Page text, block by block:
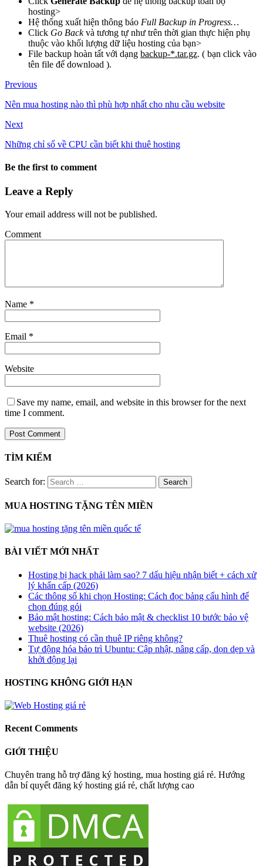
hosting>
Hệ thống xuất hiện thông báo Full Backup in Progress…
Click Go Backvà tương tự như trên thời gian thực hiện phụ
thuộc vào khối lượng dữ liệu hosting của bạn>
File backup hoàn tất với dạng backup-*.tar.gz. ( bạn click vào
tên file để download ).
Previous
Nên mua hosting nào thì phù hợp nhất cho nhu cầu website
Next
Những chỉ số về CPU cần biết khi thuê hosting
Be the first to comment
Leave a Reply
Your email address will not be published.
Comment
Name *
Email *
Website
Save my name, email, and website in this browser for the next
time I comment.
TÌM KIẾM
Search for:
MUA HOSTING TẶNG TÊN MIỀN
BÀI VIẾT MỚI NHẤT
Hosting bị hack phải làm sao? 7 dấu hiệu nhận biết + cách xử
lý khẩn cấp (2026)
Các thông số khi chọn Hosting: Cách đọc bảng cấu hình để
chọn đúng gói
Bảo mật hosting: Cách bảo mật & checklist 10 bước bảo vệ
website (2026)
Thuê hosting có cần thuê IP riêng không?
Tự động hóa bảo trì Ubuntu: Cập nhật, nâng cấp, dọn dẹp và
khởi động lại
HOSTING KHÔNG GIỚI HẠN
Recent Comments
GIỚI THIỆU
Chuyên trang hỗ trợ đăng ký hosting, mua hosting giá rẻ. Hướng
dẫn bí quyết đăng ký hosting giá rẻ, chất lượng cao